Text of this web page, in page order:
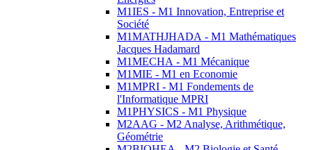
M1IES - M1 Innovation, Entreprise et
Société
M1MATHJHADA - M1 Mathématiques
Jacques Hadamard
M1MECHA - M1 Mécanique
M1MIE - M1 en Economie
M1MPRI - M1 Fondements de
l'Informatique MPRI
M1PHYSICS - M1 Physique
M2AAG - M2 Analyse, Arithmétique,
Géométrie